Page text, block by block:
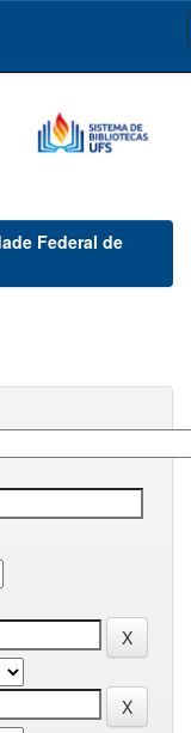
Federal de